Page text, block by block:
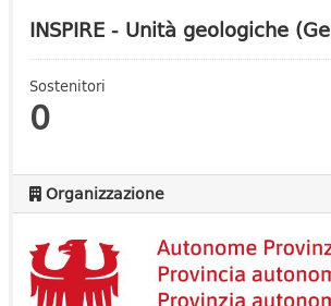
INSPIRE - Unità geologiche
Sostenitori
0
Organizzazione